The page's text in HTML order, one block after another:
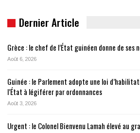
Dernier Article
Grèce : le chef de l’État guinéen donne de ses
Août 6, 2026
Guinée : le Parlement adopte une loi
l’État à légiférer par ordonnances
Août 3, 2026
Urgent : le Colonel Bienvenu Lamah élevé au